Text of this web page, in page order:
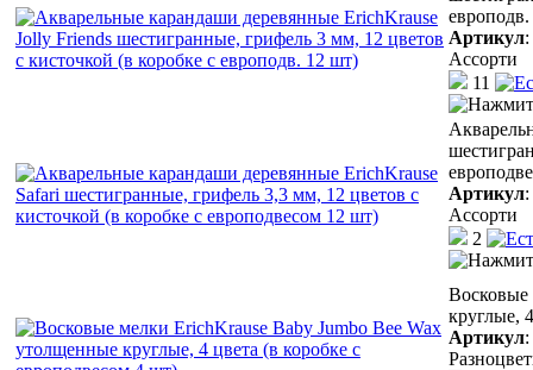
Артикул:
Ассорти
11
Артикул:
Ассорти
2
Восковые
круглые,
Артикул: